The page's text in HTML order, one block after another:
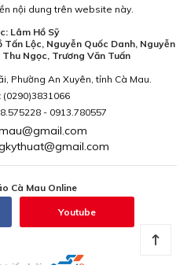
nội dung trên website này.
Lâm Hồ Sỹ
Tấn Lộc, Nguyễn Quốc Danh, Nguyễn
Ngọc, Trương Văn Tuấn
Phường An Xuyên, tỉnh Cà Mau.
(0290)3831066
- 0913.780557
Cà Mau Online
Youtube